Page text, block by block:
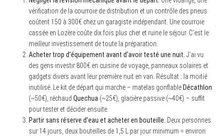
vérification de la courroie de distribution et un contrôle des pneus
coûtent 150 à 300€ chez un garagiste indépendant. Une courroie
cassée en Lozère coûte dix fois plus cher et ruine le séjour. C’est le
meilleur investissement de toute la préparation.
Acheter trop d’équipement avant d’avoir testé une nuit. J’ai vu
des gens investir 800€ en cuisine de voyage, panneaux solaires et
gadgets divers avant leur première nuit en van. Résultat : la moitié
inutilisé. Le kit de départ qui marche – matelas gonflable Décathlon
(~50€), réchaud Quechua (~25€), glacière passive (~40€) – suffit
pour tester et décider ensuite.
Partir sans réserve d’eau et acheter en bouteille. Deux personnes
sur 14 jours, deux bouteilles de 1,5 L par jour minimum = environ